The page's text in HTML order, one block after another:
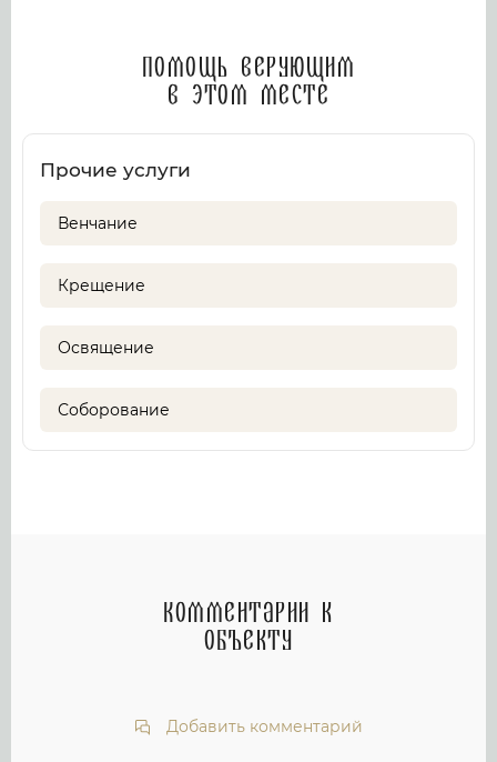
Помощь верующим
в этом месте
Прочие услуги
Венчание
Крещение
Освящение
Соборование
Комментарии к
объекту
Добавить комментарий